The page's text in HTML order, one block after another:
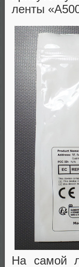
ленты
На самой